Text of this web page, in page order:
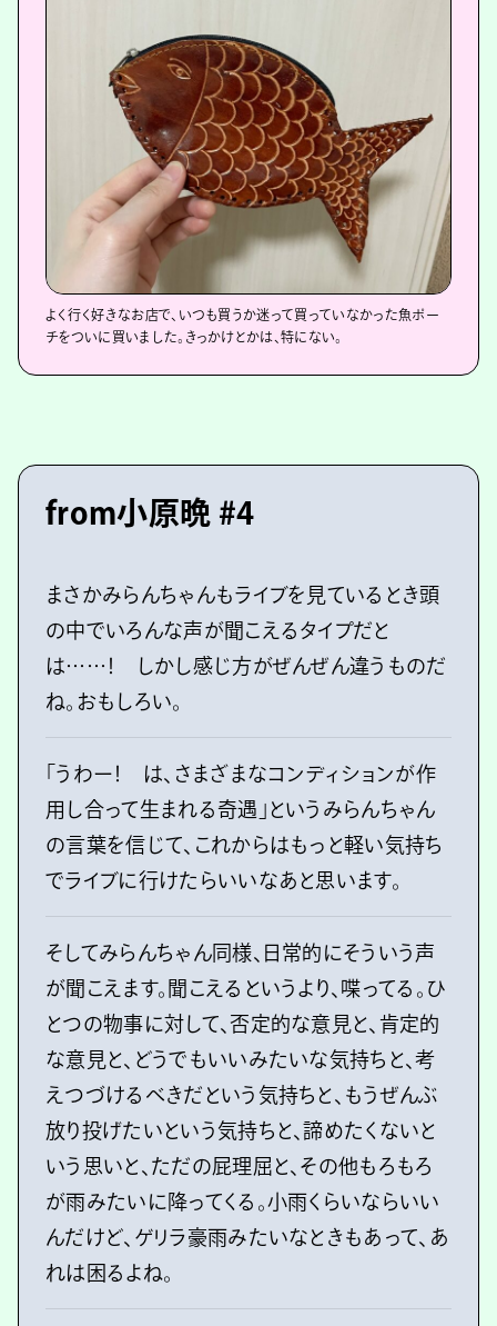
よく行く好きなお店で、いつも買うか迷って買っていなかった魚ポー
チをついに買いました。きっかけとかは、特にない。
from小原晩 #4
まさかみらんちゃんもライブを見ているとき頭
の中でいろんな声が聞こえるタイプだと
は……！ しかし感じ方がぜんぜん違うものだ
ね。おもしろい。
「うわー！ は、さまざまなコンディションが作
用し合って生まれる奇遇」というみらんちゃん
の言葉を信じて、これからはもっと軽い気持ち
でライブに行けたらいいなあと思います。
そしてみらんちゃん同様、日常的にそういう声
が聞こえます。聞こえるというより、喋ってる。ひ
とつの物事に対して、否定的な意見と、肯定的
な意見と、どうでもいいみたいな気持ちと、考
えつづけるべきだという気持ちと、もうぜんぶ
放り投げたいという気持ちと、諦めたくないと
いう思いと、ただの屁理屈と、その他もろもろ
が雨みたいに降ってくる。小雨くらいならいい
んだけど、ゲリラ豪雨みたいなときもあって、あ
れは困るよね。